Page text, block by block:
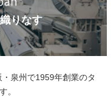
りなす
泉州で1959年創業のタ
。